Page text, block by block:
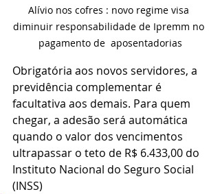
Alívio nos cofres : novo regime visa
diminuir responsabilidade de Ipremm no
pagamento de  aposentadorias
Obrigatória aos novos servidores, a
previdência complementar é
facultativa aos demais. Para quem
chegar, a adesão será automática
quando o valor dos vencimentos
ultrapassar o teto de R$ 6.433,00 do
Instituto Nacional do Seguro Social
(INSS)